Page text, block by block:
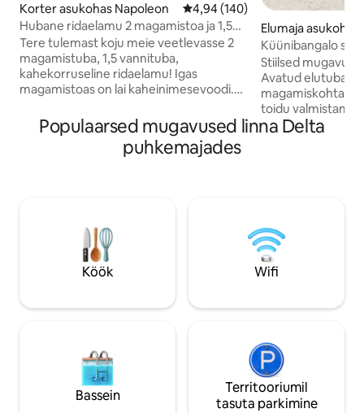
Korter asukohas Napoleon Keskmine hinnang 4,94/5, 140
4,94 (140)
Hubane ridaelamu 2 magamistoa ja 1,5
vannitoaga
Tere tulemast koju meie veetlevasse 2
magamistuba, 1,5 vannituba,
kahekorruseline ridaelamu! Igas
magamistoas on lai kaheinimesevoodi.
täielik vann. Elutuba, einestamine köök,
pesuruum ja pool vannituba asuvad
esimesel korrusel. Konditsioneer on
Suitsetamine/veipimine keelatud. See
majutuskoht asub vaikses elamurajoonis,
mis asub Napoleoni kesklinna ja Maumee
Elumaja
Küünibangalo
Stiilsed
Avatud elutuba, 1
magamiskohta)
toidu
Toledo Expressi
kaugusel
kaugusel Ohio
väljasõidust.
Populaarsed mugavused linna Delta
puhkemajades
Köök Wifi
Bassein
Territooriumil
tasuta parkimine